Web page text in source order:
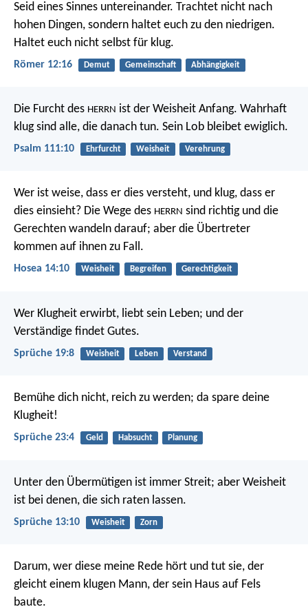
Seid eines Sinnes untereinander. Trachtet nicht nach
hohen Dingen, sondern haltet euch zu den niedrigen.
Haltet euch nicht selbst für klug.
Römer 12:16 Demut Gemeinschaft Abhängigkeit
Die Furcht des HERRN ist der Weisheit Anfang. Wahrhaft
klug sind alle, die danach tun. Sein Lob bleibet ewiglich.
Psalm 111:10 Ehrfurcht Weisheit Verehrung
Wer ist weise, dass er dies versteht, und klug, dass er
dies einsieht? Die Wege des HERRN sind richtig und die
Gerechten wandeln darauf; aber die Übertreter
kommen auf ihnen zu Fall.
Hosea 14:10 Weisheit Begreifen Gerechtigkeit
Wer Klugheit erwirbt, liebt sein Leben; und der
Verständige findet Gutes.
Sprüche 19:8 Weisheit Leben Verstand
Bemühe dich nicht, reich zu werden; da spare deine
Klugheit!
Sprüche 23:4 Geld Habsucht Planung
Unter den Übermütigen ist immer Streit; aber Weisheit
ist bei denen, die sich raten lassen.
Sprüche 13:10 Weisheit Zorn
Darum, wer diese meine Rede hört und tut sie, der
gleicht einem klugen Mann, der sein Haus auf Fels
baute.